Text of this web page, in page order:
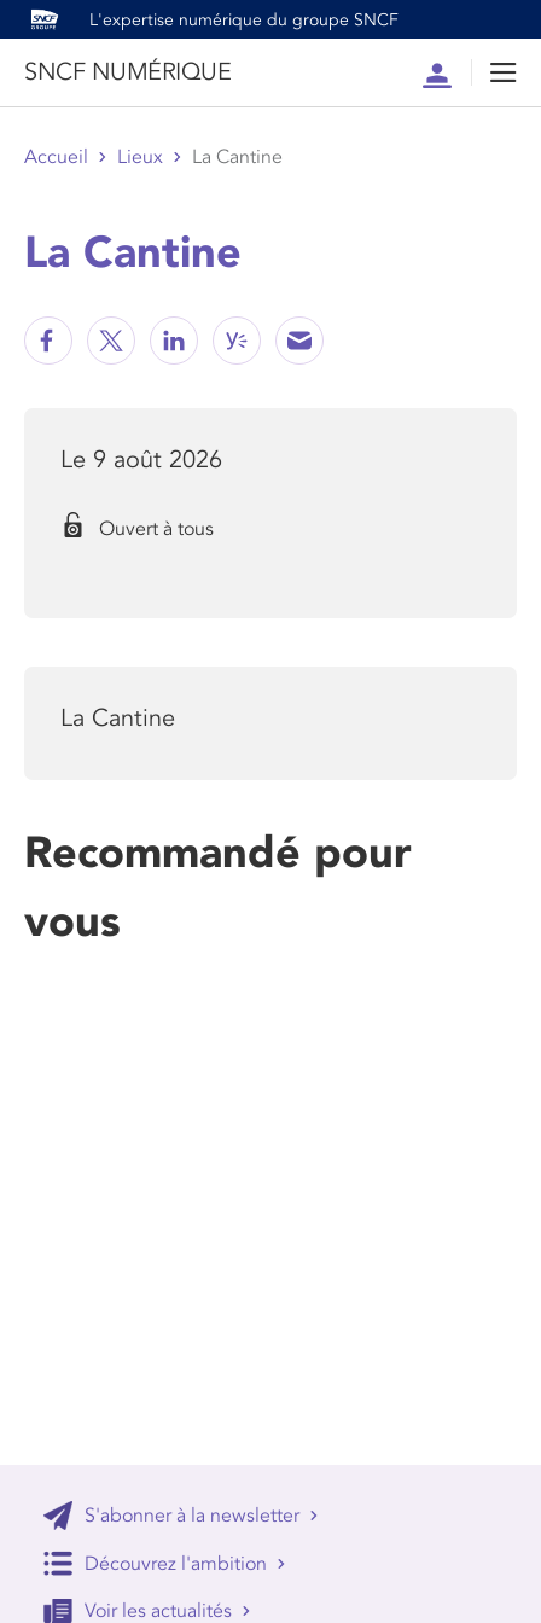
L'expertise numérique du groupe SNCF
SNCF NUMÉRIQUE
Compte
Accueil Lieux La Cantine
La Cantine
Le 9 août 2026
Ouvert à tous
La Cantine
Recommandé pour
vous
S'abonner à la newsletter
Découvrez l'ambition
Voir les actualités